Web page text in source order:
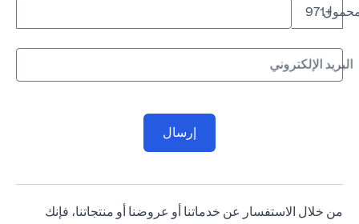
+971
البريد الإلكتروني
إرسال
من خلال الاستفسار عن خدماتنا أو عروضنا أو منتجاتنا، فإنك